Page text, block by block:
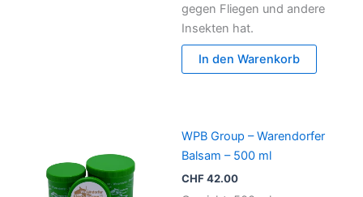
gegen Fliegen und andere
Insekten hat.
In den Warenkorb
WPB Group – Warendorfer
Balsam – 500 ml
CHF42.00